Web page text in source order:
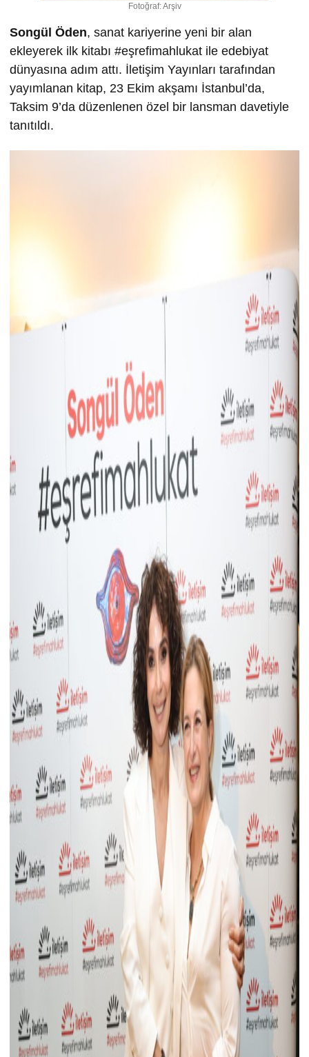
Fotoğraf: Arşiv
Songül Öden, sanat kariyerine yeni bir alan
ekleyerek ilk kitabı #eşrefimahlukat ile edebiyat
dünyasına adım attı. İletişim Yayınları tarafından
yayımlanan kitap, 23 Ekim akşamı İstanbul’da,
Taksim 9’da düzenlenen özel bir lansman davetiyle
tanıtıldı.